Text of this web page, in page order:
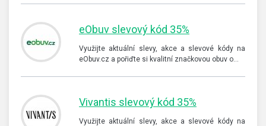
eObuv slevový kód 35%
Využijte aktuální slevy, akce a slevové kódy na
eObuv.cz a pořiďte si kvalitní značkovou obuv o…
Vivantis slevový kód 35%
Využijte aktuální slevy, akce a slevové kódy na